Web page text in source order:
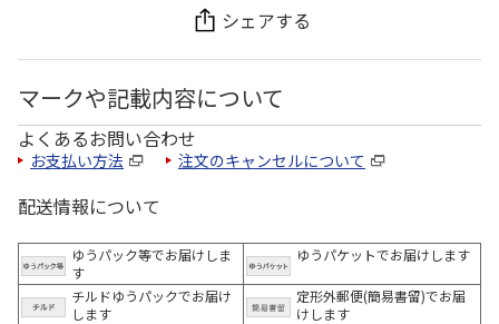
シェアする
マークや記載内容について
よくあるお問い合わせ
お支払い方法 注文のキャンセルについて
配送情報について
ゆうパック等でお届けしま
す
ゆうパケットでお届けします
チルドゆうパックでお届け
します
定形外郵便(簡易書留)でお届
けします